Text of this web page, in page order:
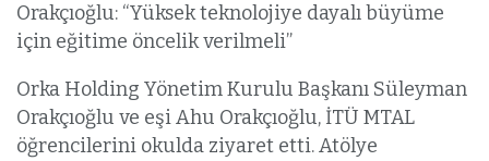
Orakçıoğlu: “Yüksek teknolojiye dayalı büyüme
için eğitime öncelik verilmeli”
Orka Holding Yönetim Kurulu Başkanı Süleyman
Orakçıoğlu ve eşi Ahu Orakçıoğlu, İTÜ MTAL
öğrencilerini okulda ziyaret etti. Atölye